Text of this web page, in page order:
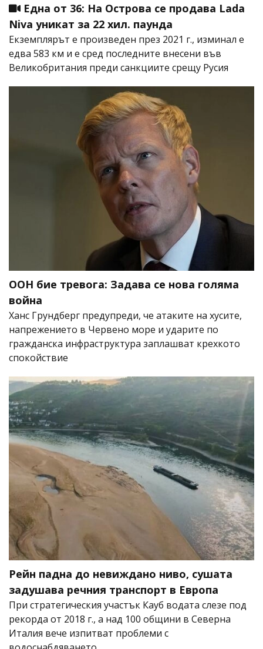
Една от 36: На Острова се продава Lada
Niva уникат за 22 хил. паунда
Екземплярът е произведен през 2021 г., изминал е
едва 583 км и е сред последните внесени във
Великобритания преди санкциите срещу Русия
ООН бие тревога: Задава се нова голяма
война
Ханс Грундберг предупреди, че атаките на хусите,
напрежението в Червено море и ударите по
гражданска инфраструктура заплашват крехкото
спокойствие
Рейн падна до невиждано ниво, сушата
задушава речния транспорт в Европа
При стратегическия участък Кауб водата слезе под
рекорда от 2018 г., а над 100 общини в Северна
Италия вече изпитват проблеми с